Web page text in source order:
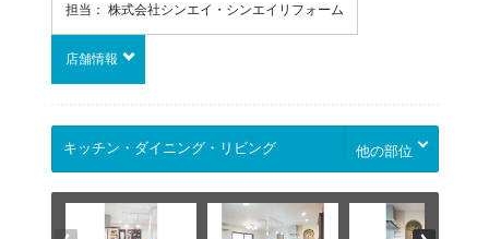
担当： 株式会社シンエイ・シンエイリフォーム
店舗情報
他の部位